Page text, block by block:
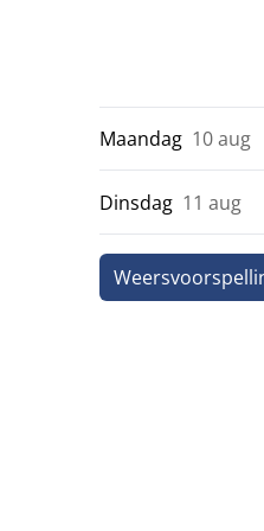
Maandag 10 aug
Dinsdag 11 aug